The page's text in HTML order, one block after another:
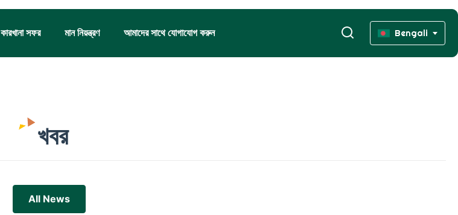
কারখানা সফর মান নিয়ন্ত্রণ আমাদের সাথে যোগাযোগ করুন Bengali
খবর
All News